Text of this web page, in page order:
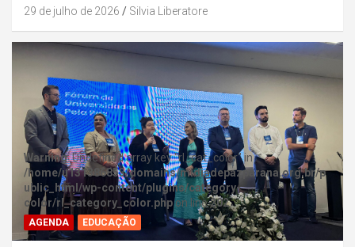
29 de julho de 2026 Silvia Liberatore
Warning: Undefined array key "rl_cat_color" in
/home/u131386853/domains/midiadepazparana.org.br/p
ublic_html/wp-content/plugins/category-
color/rl_category_color.phpon line202
AGENDA EDUCAÇÃO